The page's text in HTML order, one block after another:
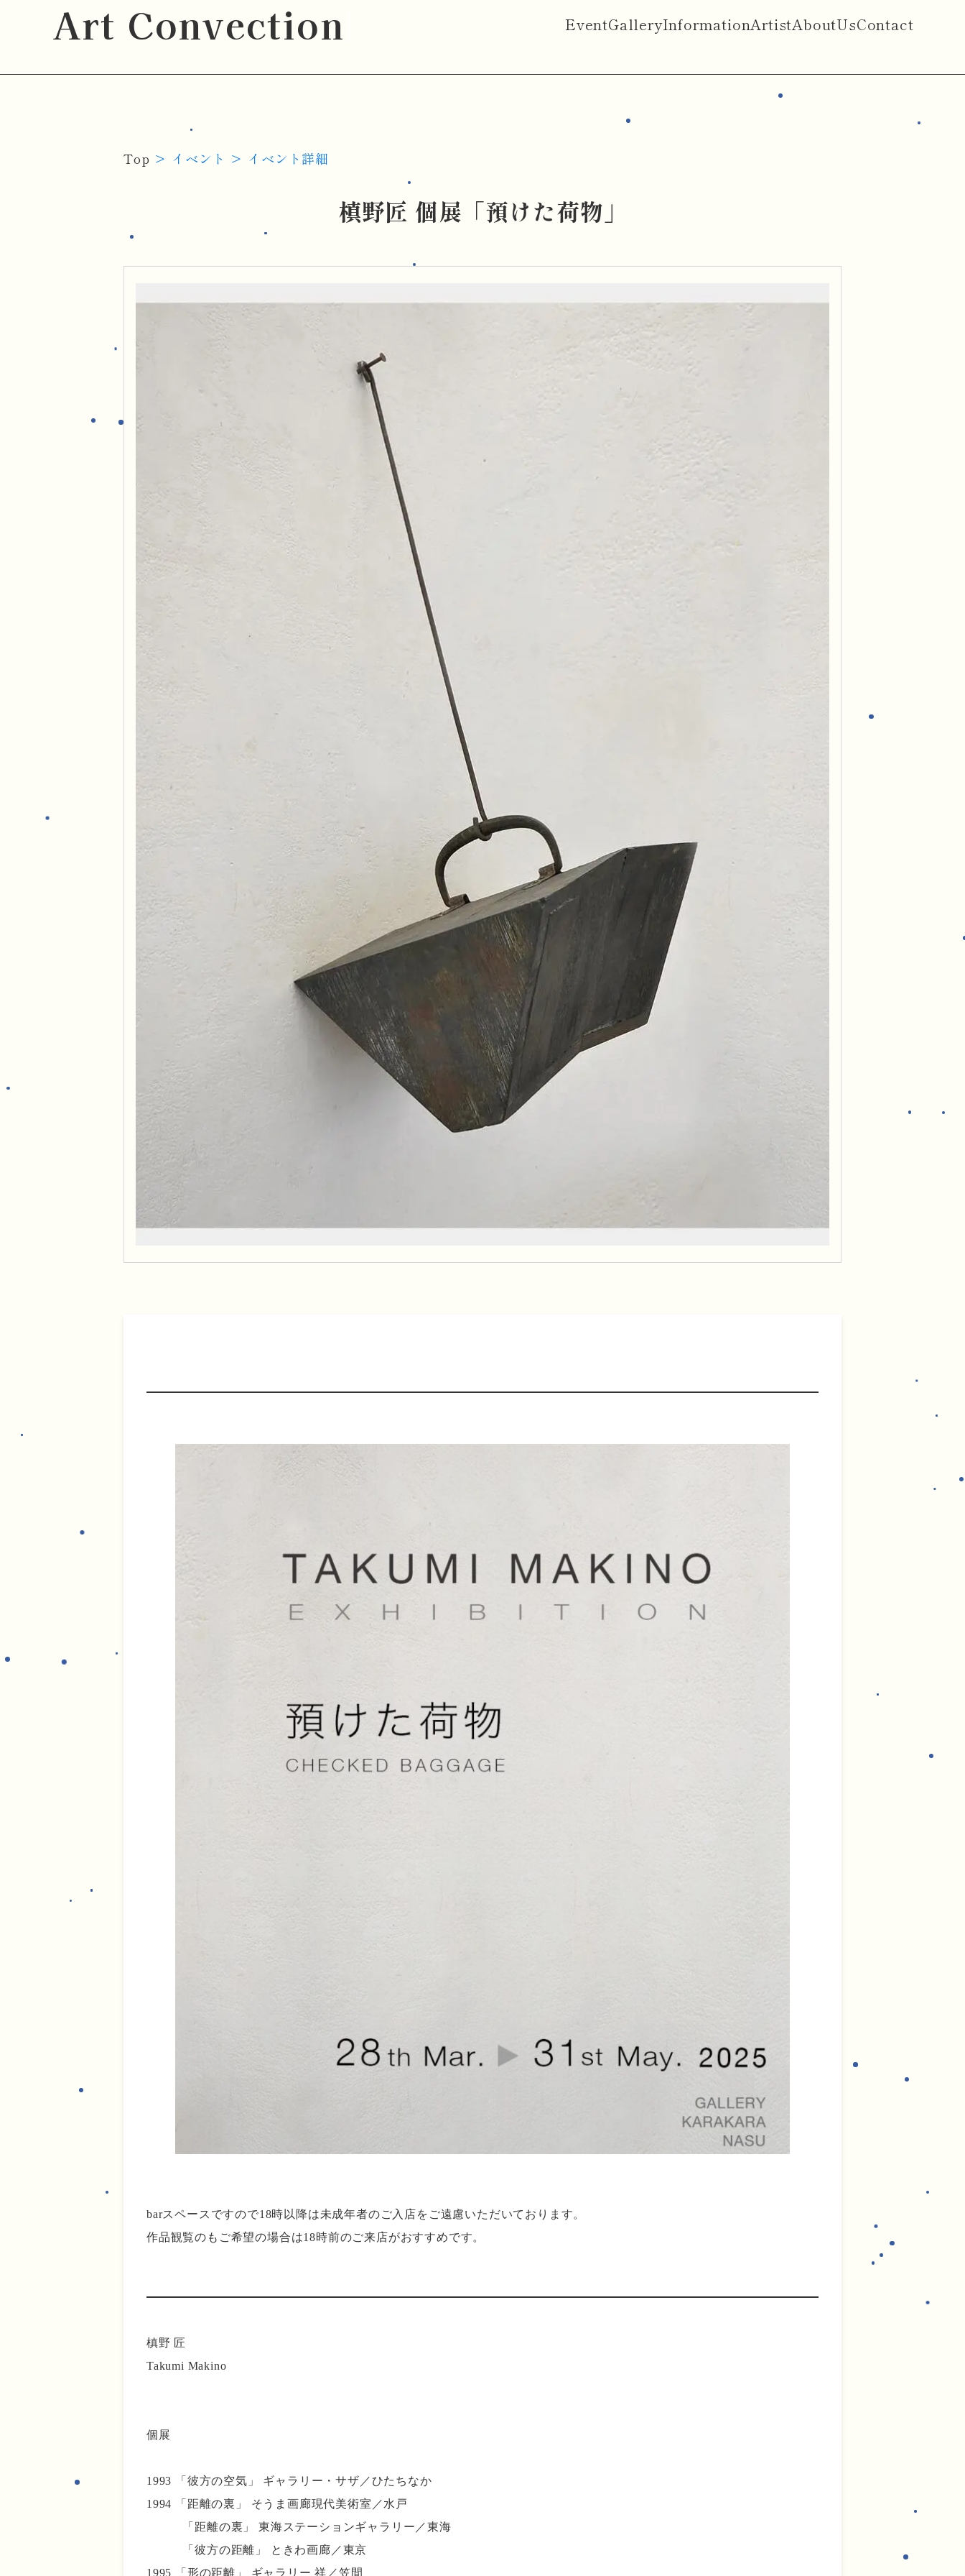
Art Convection EventGalleryInformationArtistAboutUsContact
Top イベント イベント詳細
槙野匠 個展「預けた荷物」
barスペースですので18時以降は未成年者のご入店をご遠慮いただいております。
作品観覧のもご希望の場合は18時前のご来店がおすすめです。
槙野 匠
Takumi Makino
個展
1993 「彼方の空気」 ギャラリー・サザ／ひたちなか
1994 「距離の裏」 そうま画廊現代美術室／水戸
「距離の裏」 東海ステーションギャラリー／東海
「彼方の距離」 ときわ画廊／東京
1995 「形の距離」 ギャラリー 祥／笠間